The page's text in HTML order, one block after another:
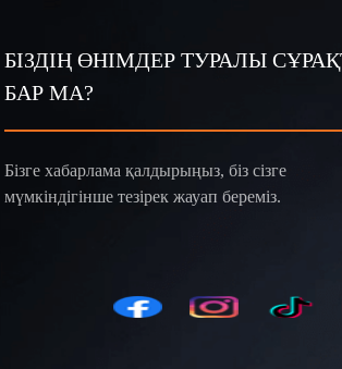
БІЗДІҢ ӨНІМДЕР ТУРАЛЫ
БАР МА?
Бізге хабарлама қалдырыңыз, біз сізге
мүмкіндігінше тезірек жауап береміз.